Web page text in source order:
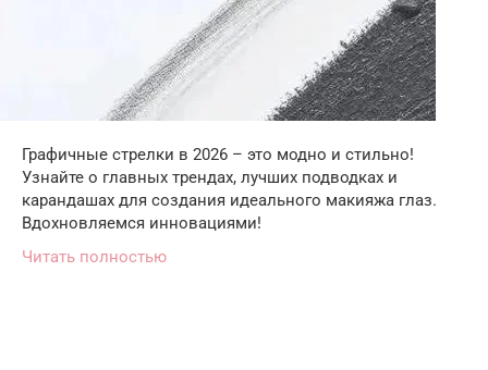
Графичные стрелки в 2026 – это модно и стильно!
Узнайте о главных трендах, лучших подводках и
карандашах для создания идеального макияжа глаз.
Вдохновляемся инновациями!
Читать полностью